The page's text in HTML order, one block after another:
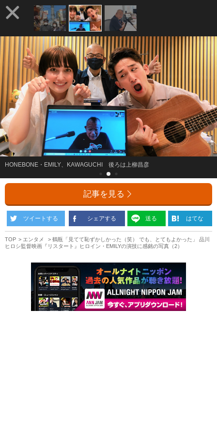
HONEBONE・EMILY、KAWAGUCHI 後ろは上柳昌彦
記事を見る
ツイートする シェアする 送る はてな
TOP エンタメ
鶴瓶「見てて恥ずかしかった（笑） でも、とてもよかった」 品川
ヒロシ監督映画『リスタート』ヒロイン・EMILYの演技に感銘の写真（2）